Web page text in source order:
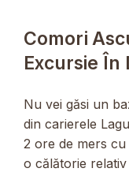
Comori
Excursie În
Nu vei găsi un
din carierele
2 ore de mers cu
o călătorie